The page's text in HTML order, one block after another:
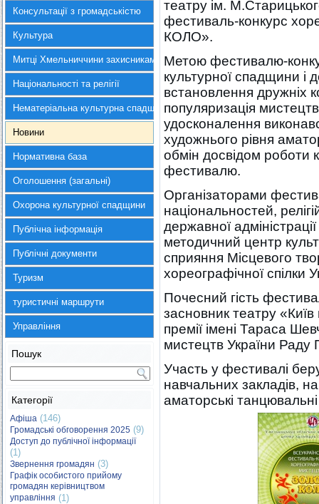
Консультації з громадськістю
Культура
Митці Хмельниччини захисникам України
Національності та релігії
Нематеріальна культурна спадщина
Новини
Нормативна база
Оголошення (загальні)
Охорона культурної спадщини
Публічна інформація
Публічні документи
Туризм
туристичні маршрути
Управління
Пошук
Категорії
Афіша (146)
Громадські обговорення 2025 (9)
Доступ до публічної інформації
(1)
Звернення громадян (3)
Графік особистого прийому
громадян керівництвом
управління (1)
театру ім.
фестиваль-конкурс
КОЛО».
Метою фестивалю-
культурної спадщини і
встановлення дружніх
популяризація
удосконалення
художнього рівня
обмін досвідом роботи
фестивалю.
Організаторами
національностей,
державної
методичний центр
сприяння Місцевого
хореографічної спілки
Почесний гість
засновник театру
премії імені Тараса
мистецтв України Раду
Участь у фестивалі
навчальних закладів,
аматорські